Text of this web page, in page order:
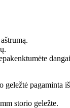
pagaminta
storio geležte.